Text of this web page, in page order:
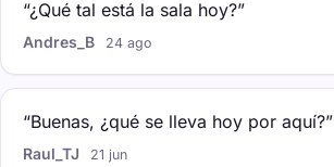
“¿Qué tal está la sala hoy?”
Andres_B 24 ago
“Buenas, ¿qué se lleva hoy por aquí?”
Raul_TJ 21 jun